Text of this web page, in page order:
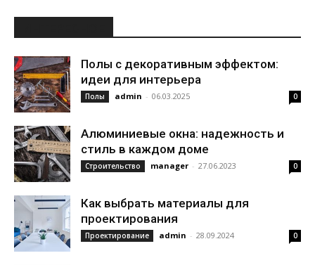
Полы с декоративным эффектом:
идеи для интерьера
Полы admin - 06.03.2025 0
Алюминиевые окна: надежность и
стиль в каждом доме
Строительство manager - 27.06.2023 0
Как выбрать материалы для
проектирования
Проектирование admin - 28.09.2024 0